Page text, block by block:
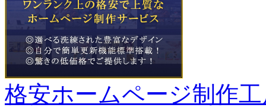
格安ホームページ制作